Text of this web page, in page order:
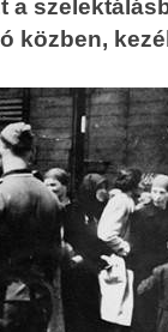
a
közben,